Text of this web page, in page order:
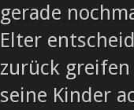
gerade
Elter
zurück
seine Kinder